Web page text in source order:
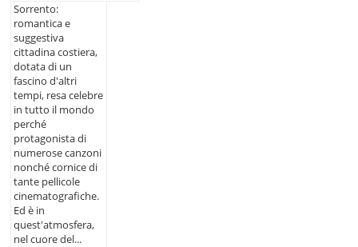
Sorrento:
romantica e
suggestiva
cittadina costiera,
dotata di un
fascino d'altri
tempi, resa celebre
in tutto il mondo
perché
protagonista di
numerose canzoni
nonché cornice di
tante pellicole
cinematografiche.
Ed è in
quest'atmosfera,
nel cuore del...